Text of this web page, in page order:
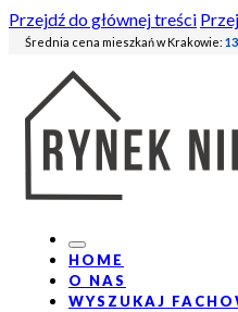
Przejdź do głównej treści
Średnia cena mieszkań w Krakowie:
HOME
O NAS
WYSZUKAJ